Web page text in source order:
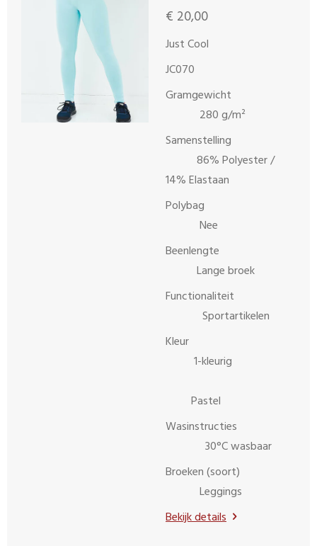
€ 20,00
Just Cool
JC070
Gramgewicht
280 g/m²
Samenstelling
86% Polyester /
14% Elastaan
Polybag
Nee
Beenlengte
Lange broek
Functionaliteit
Sportartikelen
Kleur
1-kleurig
Pastel
Wasinstructies
30°C wasbaar
Broeken (soort)
Leggings
Bekijk details